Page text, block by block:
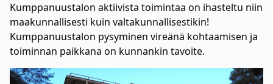
Kumppanuustalon aktiivista toimintaa on ihasteltu niin
maakunnallisesti kuin valtakunnallisestikin!
Kumppanuustalon pysyminen vireänä kohtaamisen ja
toiminnan paikkana on kunnankin tavoite.